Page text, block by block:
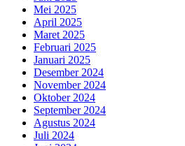
Mei 2025
April 2025
Maret 2025
Februari 2025
Januari 2025
Desember 2024
November 2024
Oktober 2024
September 2024
Agustus 2024
Juli 2024